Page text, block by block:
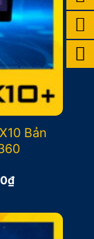
Bản
₫Giá
là:
13.900.000₫.